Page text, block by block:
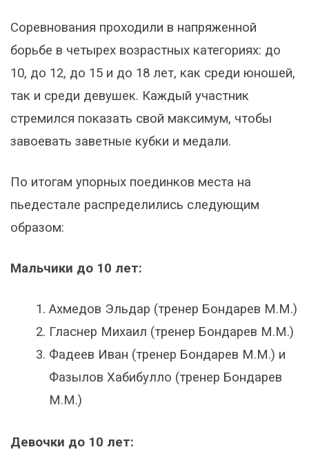
Соревнования проходили в напряженной
борьбе в четырех возрастных категориях: до
10, до 12, до 15 и до 18 лет, как среди юношей,
так и среди девушек. Каждый участник
стремился показать свой максимум, чтобы
завоевать заветные кубки и медали.
По итогам упорных поединков места на
пьедестале распределились следующим
образом:
Мальчики до 10 лет:
Ахмедов Эльдар (тренер Бондарев М.М.)
Гласнер Михаил (тренер Бондарев М.М.)
Фадеев Иван (тренер Бондарев М.М.) и
Фазылов Хабибулло (тренер Бондарев
М.М.)
Девочки до 10 лет: